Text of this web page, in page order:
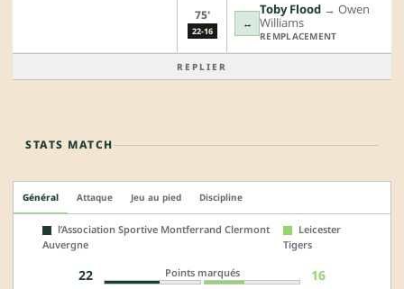
75'
22-16
↔
Toby Flood →︎ Owen
Williams
REMPLACEMENT
REPLIER
STATS MATCH
Général Attaque Jeu au pied Discipline
l’Association Sportive Montferrand Clermont
Auvergne
Leicester
Tigers
22 Points marqués 16